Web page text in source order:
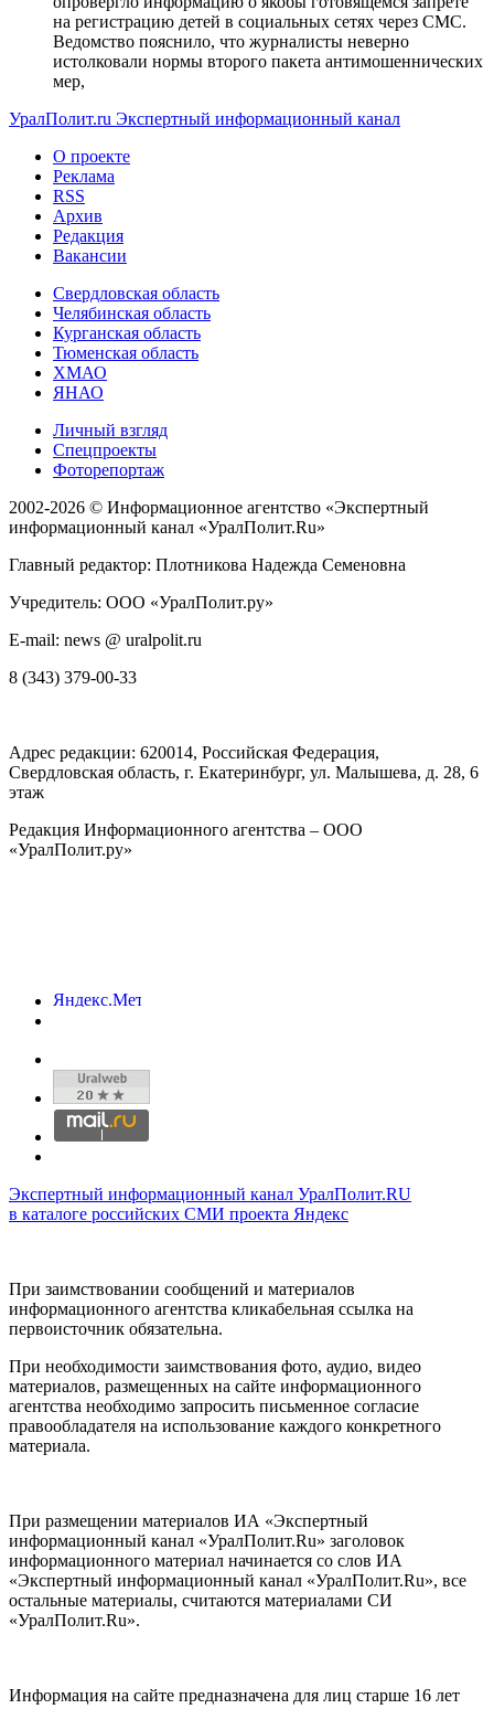
на регистрацию детей в социальных сетях через СМС.
Ведомство пояснило, что журналисты неверно
истолковали нормы второго пакета антимошеннических
мер,
УралПолит.ru Экспертный информационный канал
О проекте
Реклама
RSS
Архив
Редакция
Вакансии
Свердловская область
Челябинская область
Курганская область
Тюменская область
ХМАО
ЯНАО
Личный взгляд
Спецпроекты
Фоторепортаж
2002-2026 © Информационное агентство «Экспертный
информационный канал «УралПолит.Ru»
Главный редактор: Плотникова Надежда Семеновна
Учредитель: ООО «УралПолит.ру»
E-mail: news @ uralpolit.ru
8 (343) 379-00-33
Адрес редакции: 620014, Российская Федерация,
Свердловская область, г. Екатеринбург, ул. Малышева, д. 28, 6
этаж
Редакция Информационного агентства – ООО
«УралПолит.ру»
Экспертный информационный канал УралПолит.RU
в каталоге российских СМИ проекта Яндекс
При заимствовании сообщений и материалов
информационного агентства кликабельная ссылка на
первоисточник обязательна.
При необходимости заимствования фото, аудио, видео
материалов, размещенных на сайте информационного
агентства необходимо запросить письменное согласие
правообладателя на использование каждого конкретного
материала.
При размещении материалов ИА «Экспертный
информационный канал «УралПолит.Ru» заголовок
информационного материал начинается со слов ИА
«Экспертный информационный канал «УралПолит.Ru», все
остальные материалы, считаются материалами СИ
«УралПолит.Ru».
Информация на сайте предназначена для лиц старше 16 лет